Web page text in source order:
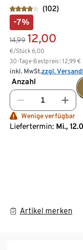
(102)
-7%
14,99 12,00
€/Stück 6,00
30-Tage-Bestpreis: 12,99 €
inkl. MwSt.zzgl.
Anzahl
Wenige verfügbar
Liefertermin: Mi.,
Artikel merken